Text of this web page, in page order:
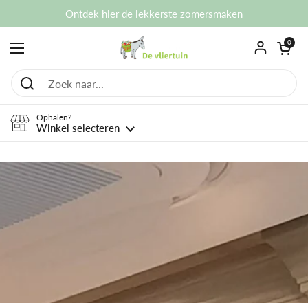
Ga naar contentOntdek hier de lekkerste zomersmaken
Menu openen
0
Ophalen?
Winkel selecteren